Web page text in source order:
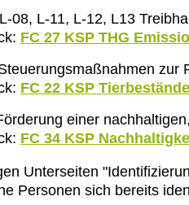
08, L-11, L-12, L13
FC 27 KSP THG
zur
FC 22 KSP
einer
FC 34 KSP
Unterseiten
Personen sich bereits